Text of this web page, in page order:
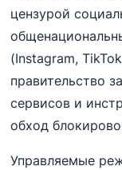
цензурой
(Instagram,
правительство
сервисов и
обход
Управляемые